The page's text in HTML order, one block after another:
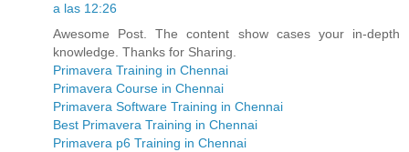
a las 12:26
Awesome Post. The content show cases your in-depth
knowledge. Thanks for Sharing.
Primavera Training in Chennai
Primavera Course in Chennai
Primavera Software Training in Chennai
Best Primavera Training in Chennai
Primavera p6 Training in Chennai